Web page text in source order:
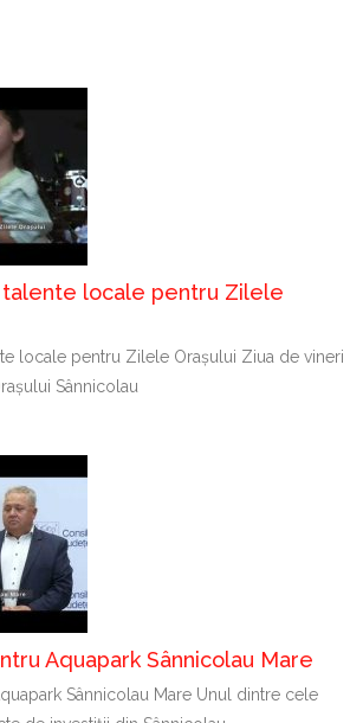
talente locale pentru Zilele
locale pentru Zilele Orașului Ziua de vineri
Sânnicolau
Aquapark Sânnicolau Mare
Sânnicolau Mare Unul dintre cele